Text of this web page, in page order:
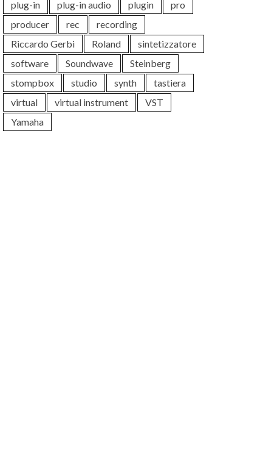
plug-in
plug-in audio plugin
pro
producer
rec
recording
Riccardo Gerbi
Roland
sintetizzatore
software
Soundwave
Steinberg
stompbox
studio synth
tastiera
virtual
virtual instrument
VST
Yamaha